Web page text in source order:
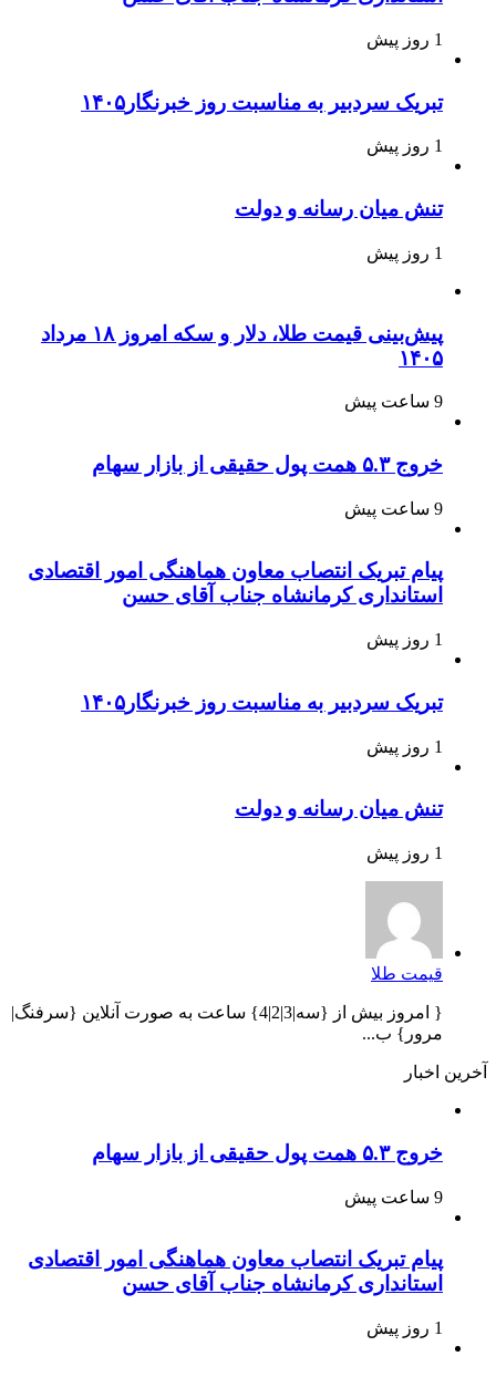
1 روز پیش
تبریک سردبیر به مناسبت روز خبرنگار۱۴۰۵
1 روز پیش
تنش میان رسانه و دولت
1 روز پیش
پیش‌بینی قیمت طلا، دلار و سکه امروز ۱۸ مرداد
۱۴۰۵
9 ساعت پیش
خروج ۵.۳ همت پول حقیقی از بازار سهام
9 ساعت پیش
پیام تبریک انتصاب معاون هماهنگی امور اقتصادی
استانداری کرمانشاه جناب آقای حسن
1 روز پیش
تبریک سردبیر به مناسبت روز خبرنگار۱۴۰۵
1 روز پیش
تنش میان رسانه و دولت
1 روز پیش
قیمت طلا
{ امروز بیش از {سه|3|2|4} ساعت به صورت آنلاین {سرفنگ|
مرور} ب...
آخرین اخبار
خروج ۵.۳ همت پول حقیقی از بازار سهام
9 ساعت پیش
پیام تبریک انتصاب معاون هماهنگی امور اقتصادی
استانداری کرمانشاه جناب آقای حسن
1 روز پیش